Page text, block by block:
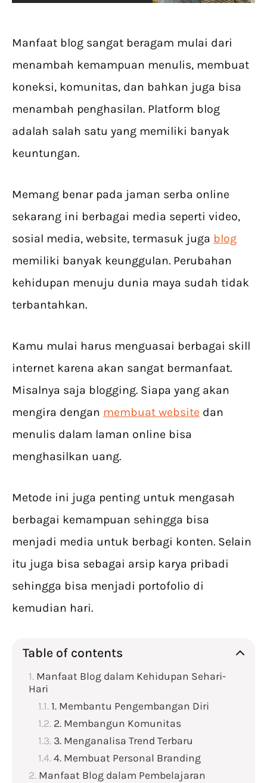
Manfaat blog sangat beragam mulai dari
menambah kemampuan menulis, membuat
koneksi, komunitas, dan bahkan juga bisa
menambah penghasilan. Platform blog
adalah salah satu yang memiliki banyak
keuntungan.
Memang benar pada jaman serba online
sekarang ini berbagai media seperti video,
sosial media, website, termasuk juga blog
memiliki banyak keunggulan. Perubahan
kehidupan menuju dunia maya sudah tidak
terbantahkan.
Kamu mulai harus menguasai berbagai skill
internet karena akan sangat bermanfaat.
Misalnya saja blogging. Siapa yang akan
mengira dengan membuat website dan
menulis dalam laman online bisa
menghasilkan uang.
Metode ini juga penting untuk mengasah
berbagai kemampuan sehingga bisa
menjadi media untuk berbagi konten. Selain
itu juga bisa sebagai arsip karya pribadi
sehingga bisa menjadi portofolio di
kemudian hari.
Table of contents
Manfaat Blog dalam Kehidupan Sehari-
Hari
1. Membantu Pengembangan Diri
2. Membangun Komunitas
3. Menganalisa Trend Terbaru
4. Membuat Personal Branding
Manfaat Blog dalam Pembelajaran